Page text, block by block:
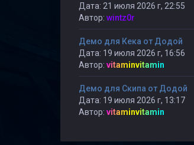
Дата: 21 июля 2026 г, 22:55
Автор: wintz0r
Демо для Кека от Додой
Дата: 19 июля 2026 г, 16:56
Автор: vitaminvitamin
Демо для Скипа от Додой
Дата: 19 июля 2026 г, 13:17
Автор: vitaminvitamin